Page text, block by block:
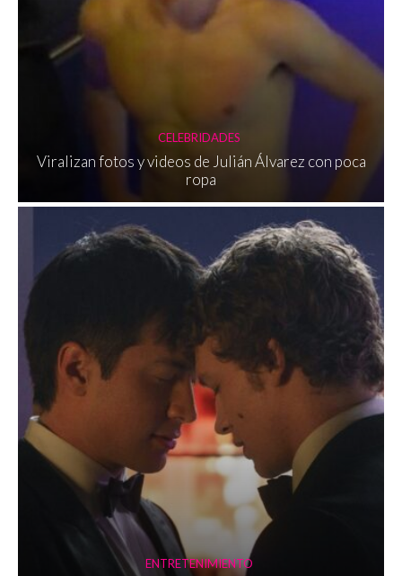
CELEBRIDADES
Viralizan fotos y videos de Julián Álvarez con poca
ropa
ENTRETENIMIENTO